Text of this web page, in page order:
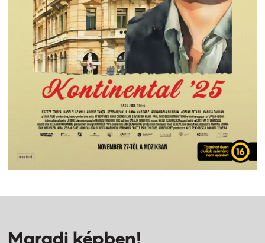
Maradj képben!